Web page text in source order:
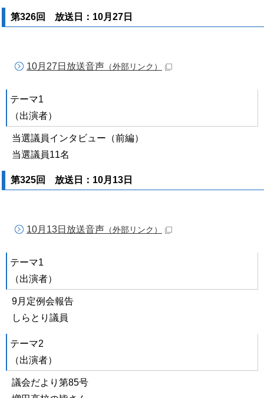
第326回 放送日：10月27日
10月27日放送音声 （外部リンク）
テーマ1
（出演者）
当選議員インタビュー（前編）
当選議員11名
第325回 放送日：10月13日
10月13日放送音声 （外部リンク）
テーマ1
（出演者）
9月定例会報告
しらとり議員
テーマ2
（出演者）
議会だより第85号